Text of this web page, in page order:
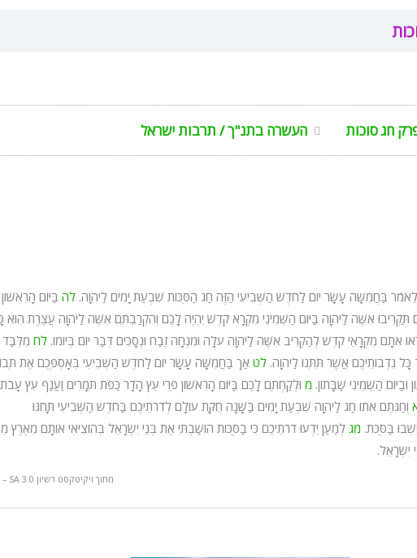
חג סוכות העשרה בתנ"ך / תרבות ישראל
בַּחֲמִשָּׁה עָשָׂר יוֹם לַחֹדֶשׁ הַשְּׁבִיעִי הַזֶּה חַג הַסֻּכּוֹת שִׁבְעַת יָמִים לַיהֹוָה. לה בַּיּוֹם הָרִאשׁוֹן
תַּקְרִיבוּ אִשֶּׁה לַיהוָה בַּיּוֹם הַשְּׁמִינִי מִקְרָא קֹדֶשׁ יִהְיֶה לָכֶם וְהִקְרַבְתֶּם אִשֶּׁה לַיהוָה עֲצֶרֶת הִוא
אֹתָם מִקְרָאֵי קֹדֶשׁ לְהַקְרִיב אִשֶּׁה לַיהוָה עֹלָה וּמִנְחָה זֶבַח וּנְסָכִים דְּבַר יוֹם בְּיוֹמוֹ. לח מִלְּבַד
נִדְבוֹתֵיכֶם אֲשֶׁר תִּתְּנוּ לַיהוָה. לט אַךְ בַּחֲמִשָּׁה עָשָׂר יוֹם לַחֹדֶשׁ הַשְּׁבִיעִי בְּאָסְפְּכֶם אֶת
הַשְּׁמִינִי שַׁבָּתוֹן. מ וּלְקַחְתֶּם לָכֶם בַּיּוֹם הָרִאשׁוֹן פְּרִי עֵץ הָדָר כַּפֹּת תְּמָרִים וַעֲנַף עֵץ עָבֹת
וְחַגֹּתֶם אֹתוֹ חַג לַיהוָה שִׁבְעַת יָמִים בַּשָּׁנָה חֻקַּת עוֹלָם לְדֹרֹתֵיכֶם בַּחֹדֶשׁ הַשְּׁבִיעִי תָּחֹגּוּ
בַּסֻּכֹּת. מג לְמַעַן יֵדְעוּ דֹרֹתֵיכֶם כִּי בַסֻּכּוֹת הוֹשַׁבְתִּי אֶת בְּנֵי יִשְׂרָאֵל בְּהוֹצִיאִי אוֹתָם מֵאֶרֶץ
יִשְׂרָאֵל.
מתוך ויקיטקסט רשיון CC BY – SA 3.0